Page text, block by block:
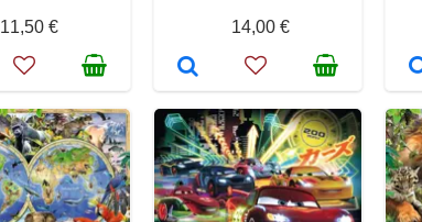
11,50 €
14,00 €